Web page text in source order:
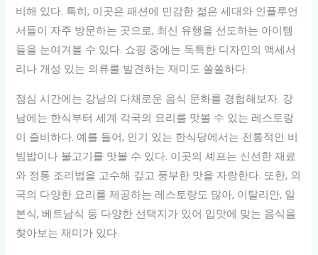
비해 있다. 특히, 이곳은 패션에 민감한 젊은 세대와 인플루언
서들이 자주 방문하는 곳으로, 최신 유행을 선도하는 아이템
들을 눈여겨볼 수 있다. 쇼핑 중에는 독특한 디자인의 액세서
리나 개성 있는 의류를 발견하는 재미도 쏠쏠하다.
점심 시간에는 강남의 다채로운 음식 문화를 경험해보자. 강
남에는 한식부터 세계 각국의 요리를 맛볼 수 있는 레스토랑
이 즐비하다. 예를 들어, 인기 있는 한식당에서는 전통적인 비
빔밥이나 불고기를 맛볼 수 있다. 이곳의 셰프는 신선한 재료
와 정통 조리법을 고수해 깊고 풍부한 맛을 자랑한다. 또한, 외
국의 다양한 요리를 제공하는 레스토랑도 많아, 이탈리안, 일
본식, 베트남식 등 다양한 선택지가 있어 입맛에 맞는 음식을
찾아보는 재미가 있다.